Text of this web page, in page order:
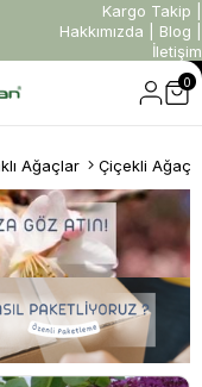
Kargo Takip
Hakkımızda
Blog
İletişim
0
Ağaçlar Çiçekli